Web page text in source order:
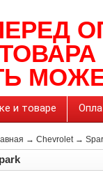
и товаре
→ Chevrolet→